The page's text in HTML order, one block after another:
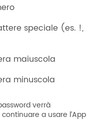
speciale (es. !,
maiuscola
minuscola
verrà
a usare l’App